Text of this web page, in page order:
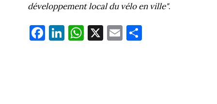
développement local du vélo en ville".
Fa
ce
Li
nk
W
ha
X E
m
Pa
rt